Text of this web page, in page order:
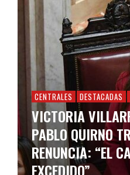
CENTRALES DESTACADAS
VICTORIA
PABLO QUIRNO
RENUNCIA: “EL
EXCEDIDO”